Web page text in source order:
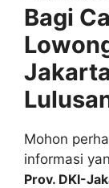
Bagi
Mohon
informasi
Prov. DKI-